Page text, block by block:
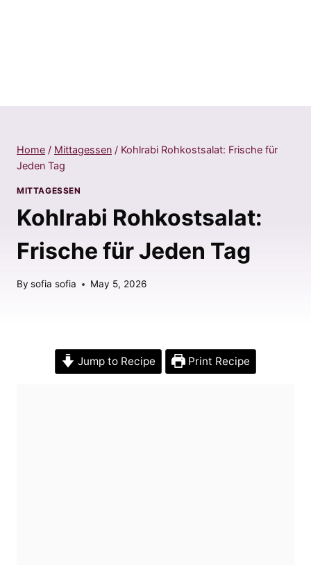
Home / Mittagessen / Kohlrabi Rohkostsalat: Frische für
Jeden Tag
MITTAGESSEN
Kohlrabi Rohkostsalat:
Frische für Jeden Tag
By sofia sofia May 5, 2026
Jump to Recipe Print Recipe